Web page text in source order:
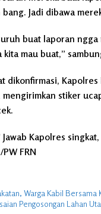
Jadi dibawa
buat laporan ngga
mau buat,”
dikonfirmasi, Kapolres
mengirimkan stiker
Jawab Kapolres
FRN
Warga Kabil Bersama
Pengosongan Lahan